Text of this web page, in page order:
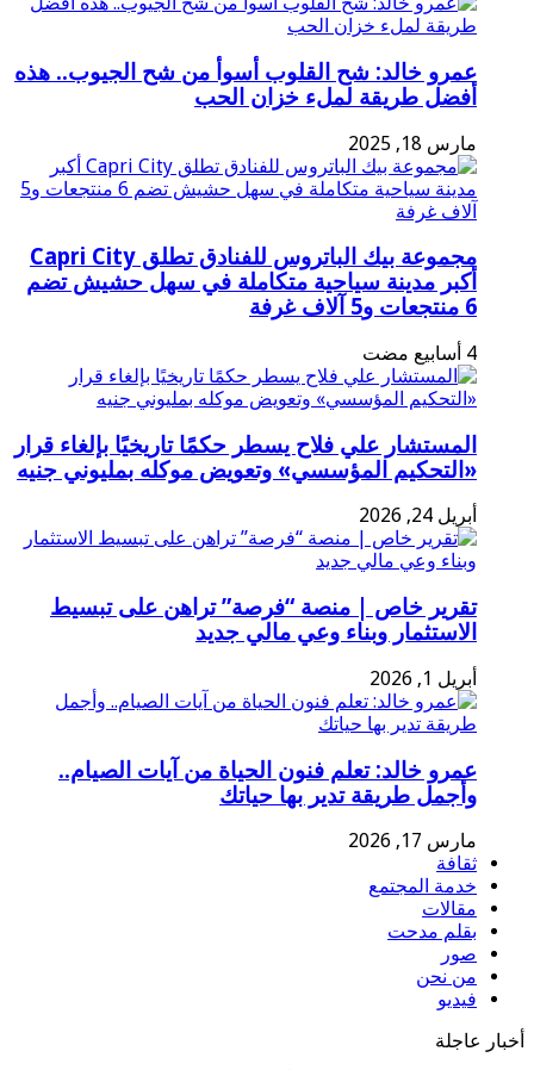
عمرو خالد: شح القلوب أسوأ من شح الجيوب.. هذه
أفضل طريقة لملء خزان الحب
مارس 18, 2025
مجموعة بيك الباتروس للفنادق تطلق Capri City
أكبر مدينة سياحية متكاملة في سهل حشيش تضم
6 منتجعات و5 آلاف غرفة
المستشار علي فلاح يسطر حكمًا تاريخيًا بإلغاء قرار
«التحكيم المؤسسي» وتعويض موكله بمليوني جنيه
أبريل 24, 2026
تقرير خاص | منصة “فرصة” تراهن على تبسيط
الاستثمار وبناء وعي مالي جديد
أبريل 1, 2026
عمرو خالد: تعلم فنون الحياة من آيات الصيام..
وأجمل طريقة تدير بها حياتك
مارس 17, 2026
ثقافة
خدمة المجتمع
مقالات
بقلم مدحت
صور
من نحن
فيديو
أخبار عاجلة